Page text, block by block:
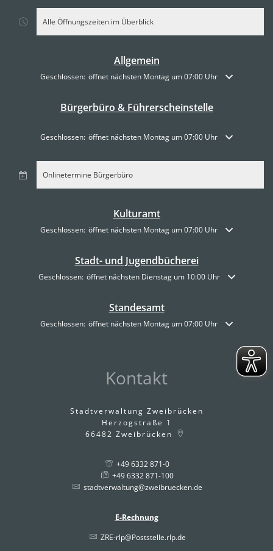
Alle Öffnungszeiten im Überblick
Allgemein
Klicken, um weitere Öffnungs- oder Schließzeiten auszublenden
Geschlossen: öffnet nächsten Montag um 07:00 Uhr
Bürgerbüro & Führerscheinstelle
Klicken, um weitere Öffnungs- oder Schließzeiten auszublenden
Geschlossen: öffnet nächsten Montag um 07:00 Uhr
Onlinetermine Bürgerbüro
Kulturamt
Klicken, um weitere Öffnungs- oder Schließzeiten auszublenden
Geschlossen: öffnet nächsten Montag um 07:00 Uhr
Stadt- und Jugendbücherei
Klicken, um weitere Öffnungs- oder Schließzeiten auszublenden
Geschlossen: öffnet nächsten Dienstag um 10:00 Uhr
Standesamt
Klicken, um weitere Öffnungs- oder Schließzeiten auszublenden
Geschlossen: öffnet nächsten Montag um 07:00 Uhr
Kontakt
Stadtverwaltung Zweibrücken
Herzogstraße 1
66482 Zweibrücken
+49 6332 871-0
+49 6332 871-100
stadtverwaltung@zweibruecken.de
E-Rechnung
ZRE-rlp@Poststelle.rlp.de